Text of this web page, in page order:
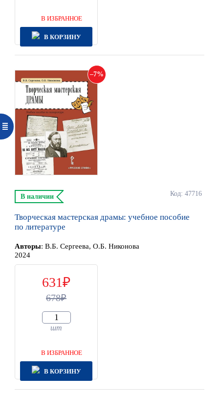
В ИЗБРАННОЕ
В КОРЗИНУ
7
Код: 47716
В наличии
Творческая мастерская драмы: учебное пособие
по литературе
Авторы: В.Б. Сергеева, О.Б. Никонова
2024
631
678
шт
В ИЗБРАННОЕ
В КОРЗИНУ